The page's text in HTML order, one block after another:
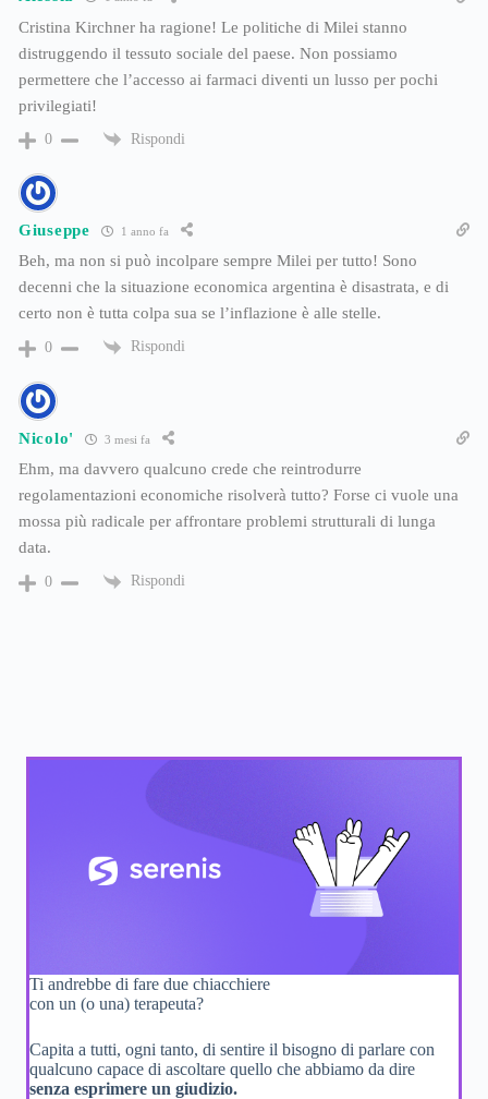
Cristina Kirchner ha ragione! Le politiche di Milei stanno
distruggendo il tessuto sociale del paese. Non possiamo
permettere che l’accesso ai farmaci diventi un lusso per pochi
privilegiati!
0 Rispondi
Giuseppe 1 anno fa
Beh, ma non si può incolpare sempre Milei per tutto! Sono
decenni che la situazione economica argentina è disastrata, e di
certo non è tutta colpa sua se l’inflazione è alle stelle.
0 Rispondi
Nicolo' 3 mesi fa
Ehm, ma davvero qualcuno crede che reintrodurre
regolamentazioni economiche risolverà tutto? Forse ci vuole una
mossa più radicale per affrontare problemi strutturali di lunga
data.
0 Rispondi
Ti andrebbe di fare due chiacchiere
con un (o una) terapeuta?
Capita a tutti, ogni tanto, di sentire il bisogno di parlare con
qualcuno capace di ascoltare quello che abbiamo da dire
senza esprimere un giudizio.